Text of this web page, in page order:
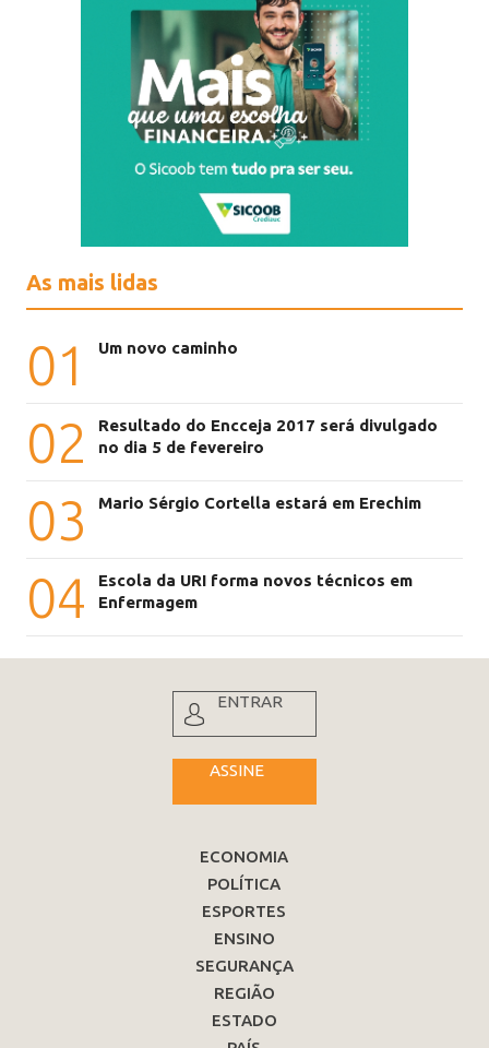
As mais lidas
01 Um novo caminho
02
Resultado do Encceja 2017 será divulgado
no dia 5 de fevereiro
03 Mario Sérgio Cortella estará em Erechim
04
Escola da URI forma novos técnicos em
Enfermagem
ENTRAR
ASSINE
ECONOMIA
POLÍTICA
ESPORTES
ENSINO
SEGURANÇA
REGIÃO
ESTADO